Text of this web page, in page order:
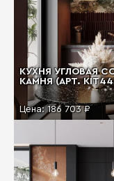
КУХНЯ УГЛОВАЯ
КАМНЯ (АРТ.
Цена:186 703 ₽